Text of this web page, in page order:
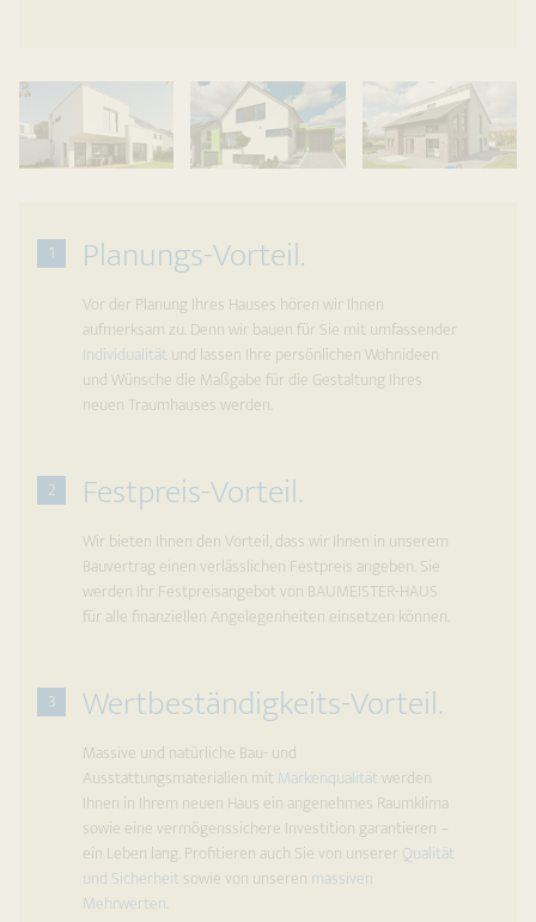
1 Planungs-Vorteil.
Vor der Planung Ihres Hauses hören wir Ihnen
aufmerksam zu. Denn wir bauen für Sie mit umfassender
Individualität und lassen Ihre persönlichen Wohnideen
und Wünsche die Maßgabe für die Gestaltung Ihres
neuen Traumhauses werden.
2 Festpreis-Vorteil.
Wir bieten Ihnen den Vorteil, dass wir Ihnen in unserem
Bauvertrag einen verlässlichen Festpreis angeben. Sie
werden Ihr Festpreisangebot von BAUMEISTER-HAUS
für alle finanziellen Angelegenheiten einsetzen können.
3 Wertbeständigkeits-Vorteil.
Massive und natürliche Bau- und
Ausstattungsmaterialien mit Markenqualitätwerden
Ihnen in Ihrem neuen Haus ein angenehmes Raumklima
sowie eine vermögenssichere Investition garantieren –
ein Leben lang. Profitieren auch Sie von unserer Qualität
und Sicherheit sowie von unseren massiven
Mehrwerten